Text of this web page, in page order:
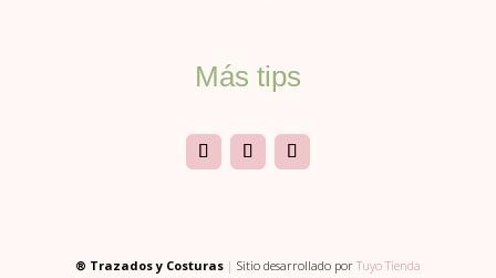
Más tips
® Trazados y Costuras | Sitio desarrollado por Tuyo Tienda